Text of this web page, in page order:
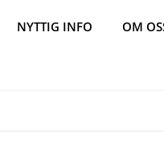
NYTTIG INFO OM